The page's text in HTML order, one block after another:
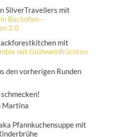
SilverTravellers mit
Backofen –
2.0
mit
mit Glühweinfrüchten
den vorherigen Runden
Martina